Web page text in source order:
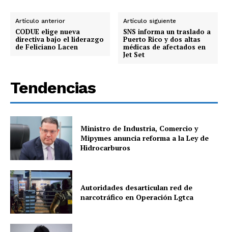
Artículo anterior
CODUE elige nueva
directiva bajo el liderazgo
de Feliciano Lacen
Artículo siguiente
SNS informa un traslado a
Puerto Rico y dos altas
médicas de afectados en
Jet Set
Tendencias
Ministro de Industria, Comercio y
Mipymes anuncia reforma a la Ley de
Hidrocarburos
Autoridades desarticulan red de
narcotráfico en Operación Lgtca